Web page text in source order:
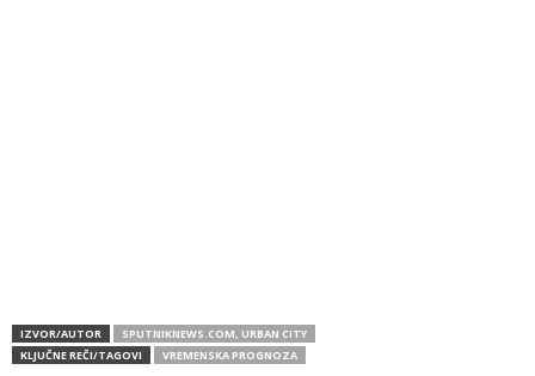
IZVOR/AUTOR
SPUTNIKNEWS.COM, URBAN CITY
KLJUČNE REČI/TAGOVI
VREMENSKA PROGNOZA